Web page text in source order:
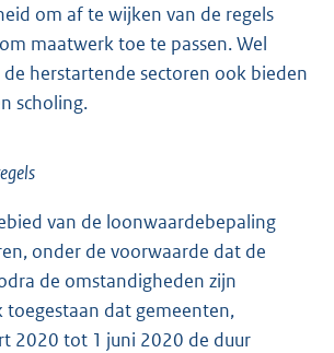
om af te wijken van de regels
maatwerk toe te passen. Wel
herstartende sectoren ook bieden
scholing.
van de loonwaardebepaling
onder de voorwaarde dat de
de omstandigheden zijn
toegestaan dat gemeenten,
2020 tot 1 juni 2020 de duur